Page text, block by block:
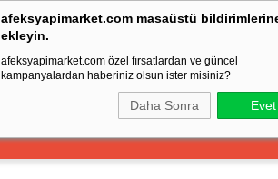
afeksyapimarket.com masaüstü
ekleyin.
afeksyapimarket.com özel fırsatlardan ve güncel
kampanyalardan haberiniz olsun ister misiniz?
Daha Sonra Evet